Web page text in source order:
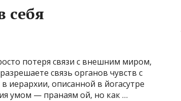
себя
потеря связи с внешним миром,
связь органов чувств с
иерархии, описанной в йогасутре
умом — пранаям ой, но как …